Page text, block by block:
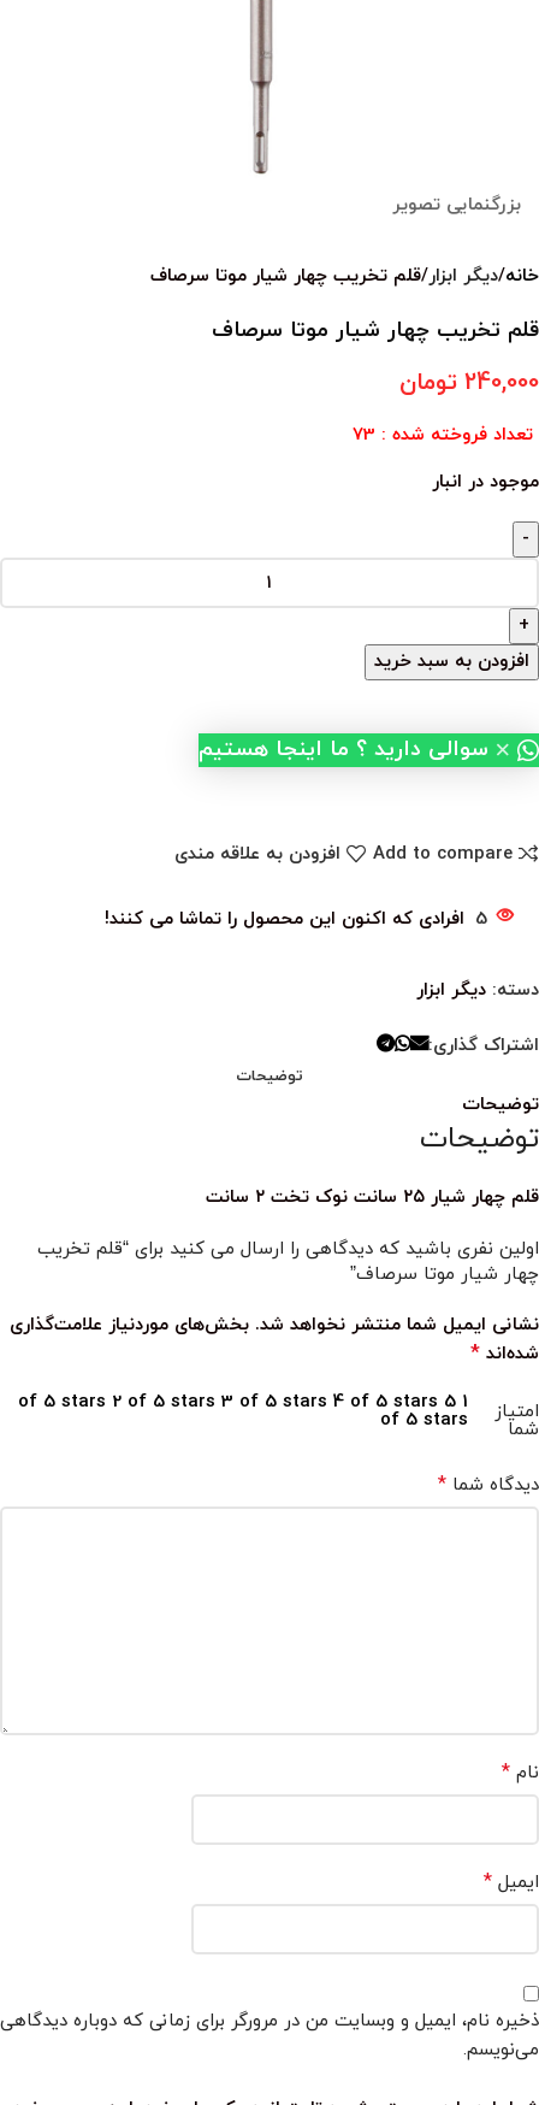
بزرگنمایی تصویر
خانه دیگر ابزار قلم تخریب چهار شیار موتا سرصاف
قلم تخریب چهار شیار موتا سرصاف
240,000 تومان
تعداد فروخته شده : 73
موجود در انبار
افزودن به سبد خرید
× سوالی دارید ؟ ما اینجا هستیم
Add to compare افزودن به علاقه مندی
5 افرادی که اکنون این محصول را تماشا می کنند!
دسته: دیگر ابزار
اشتراک گذاری:
توضیحات
توضیحات
توضیحات
قلم چهار شیار ۲۵ سانت نوک تخت ۲ سانت
اولین نفری باشید که دیدگاهی را ارسال می کنید برای “قلم تخریب
چهار شیار موتا سرصاف”
نشانی ایمیل شما منتشر نخواهد شد. بخش‌های موردنیاز علامت‌گذاری
شده‌اند *
امتیاز
شما
1 of 5 stars
2 of 5 stars 3 of 5 stars 4 of 5 stars 5
of 5 stars
دیدگاه شما *
نام *
ایمیل *
ذخیره نام، ایمیل و وبسایت من در مرورگر برای زمانی که دوباره دیدگاهی
می‌نویسم.